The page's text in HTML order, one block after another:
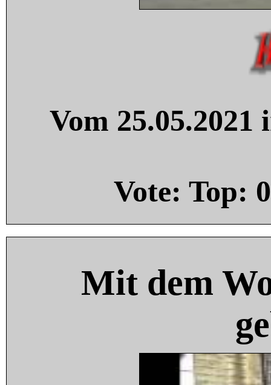
Vom
Vote: Top: 0
Mit dem